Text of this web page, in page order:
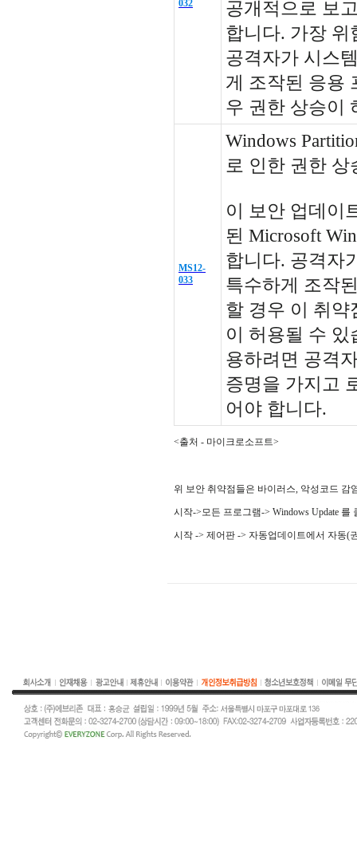
032
공개적으로 보
합니다. 가장 위
공격자가 시스
게 조작된 응용
우 권한 상승이
MS12-
033
Windows
로 인한 권한 상
이 보안 업데이
된 Microsoft
합니다. 공격자
특수하게 조작
할 경우 이 취약
이 허용될 수
용하려면 공격
증명을 가지고
어야 합니다.
<출처 - 마이크로소프트>
위 보안 취약점들은 바이러스, 악성코드 감
시작->모든 프로그램-> Windows Update
시작 -> 제어판 -> 자동업데이트에서 자동(